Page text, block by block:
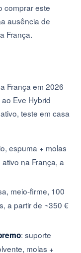
comprar este
ausência de
França.
França em 2026
Eve Hybrid
teste em casa
espuma + molas
na França, a
meio-firme, 100
a partir de ~350 €
: suporte
molas +